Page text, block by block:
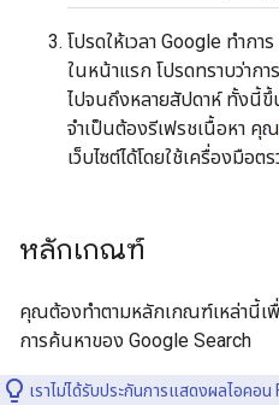
โปรดให้เวลา Google ทำก
ในหน้าแรก โปรดทราบว่ากา
ไปจนถึงหลายสัปดาห์ ทั้งนี้
จําเป็นต้องรีเฟรชเนื้อหา คุณ
เว็บไซต์ได้โดยใช้เครื่องมือต
หลักเกณฑ์
คุณต้องทําตามหลักเกณฑ์เหล่านี้เ
การค้นหาของ Google Search
เราไม่ได้รับประกันการแสดงผลไอคอ